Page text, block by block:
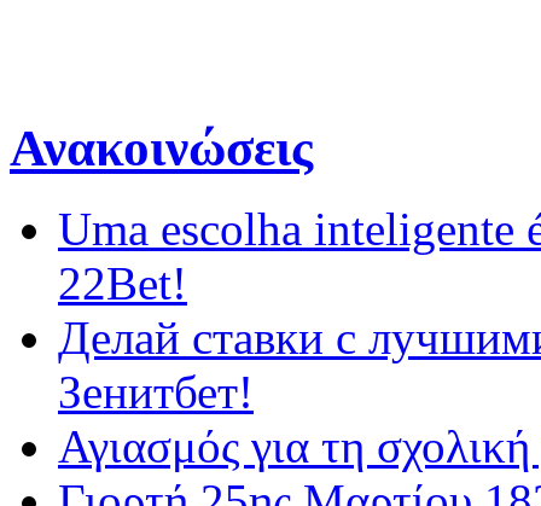
Ανακοινώσεις
Uma escolha inteligente
22Bet!
Делай ставки с
Зенитбет!
Αγιασμός για τη